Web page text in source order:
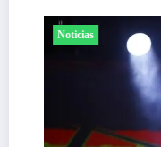
Noticias